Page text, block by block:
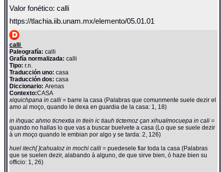
Valor fonético: calli
https://tlachia.iib.unam.mx/elemento/05.01.01
calli
Paleografía: calli
Grafía normalizada: calli
Tipo: r.n.
Traducción uno: casa
Traducción dos: casa
Diccionario:Arenas
Contexto:CASA
xiquichpana in calli= barre la casa (Palabras que comunmente suele dezir el
amo al moço, quando le dexa en guardia de la casa: 1, 18)
in ihquac ahmo ticnextia in tlein ic tiauh tictemoz çan xihualmocuepa in cali=
quando no hallas lo que vas a buscar buelvete a casa (Lo que se suele dezir
à un moço quando le embian por algo y se tarda: 2, 126)
huel itech[ ]cahualoz in mochi calli= puedesele fiar toda la casa (Palabras
que se suelen dezir, alabando à alguno, de que sirve bien, ó haze bien su
officio: 1, 26)